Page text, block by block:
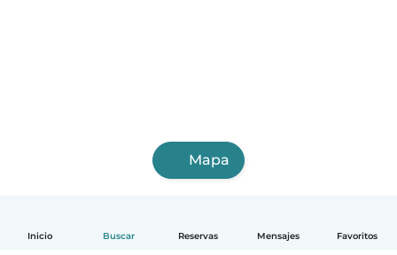
Inicio Buscar Reservas Mensajes Favoritos
Mapa